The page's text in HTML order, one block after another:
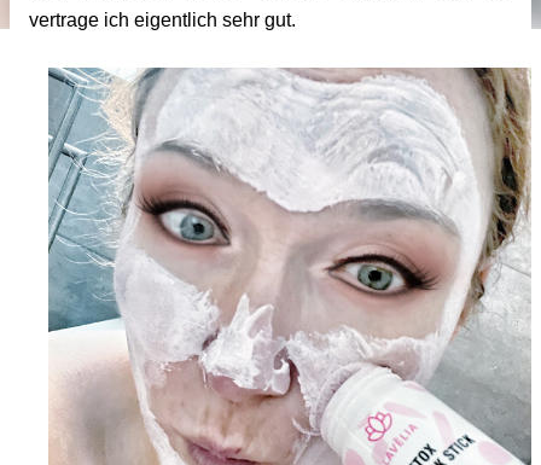
vertrage ich eigentlich sehr gut.